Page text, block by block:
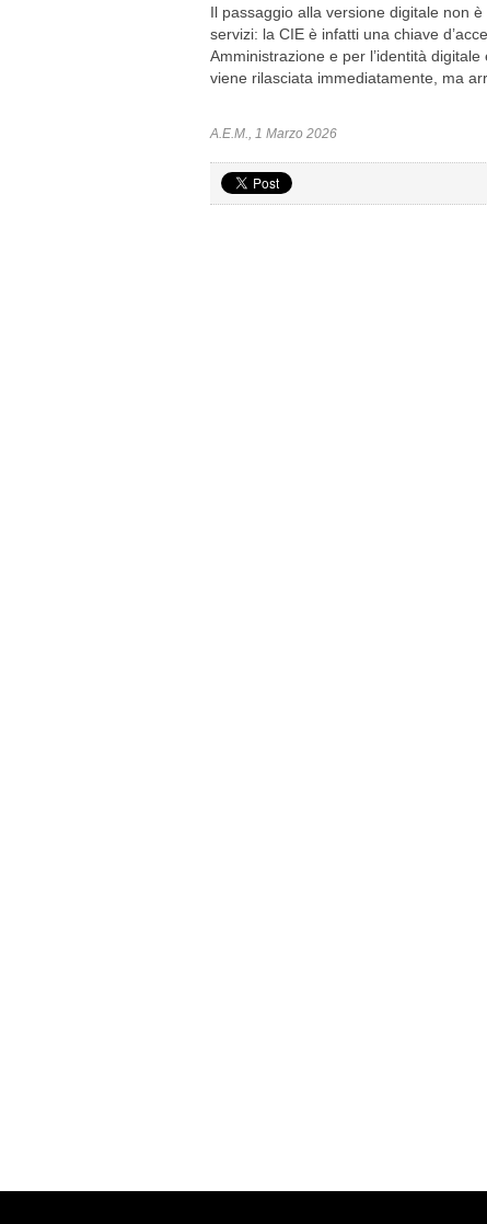
Il passaggio alla versione digitale non
servizi: la CIE è infatti una chiave
Amministrazione e per l’identità
viene rilasciata immediatamente, ma
A.E.M., 1 Marzo 2026